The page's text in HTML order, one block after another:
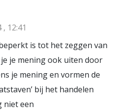
12:41
is tot het zeggen van
je mening ook uiten door
je mening en vormen de
bij het handelen
niet een